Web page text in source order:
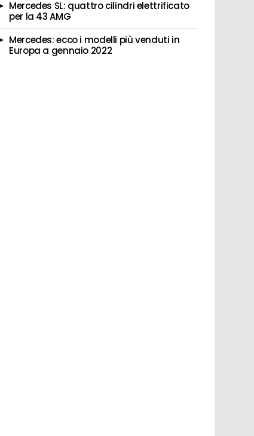
Mercedes SL: quattro cilindri elettrificato
per la 43 AMG
Mercedes: ecco i modelli più venduti in
Europa a gennaio 2022